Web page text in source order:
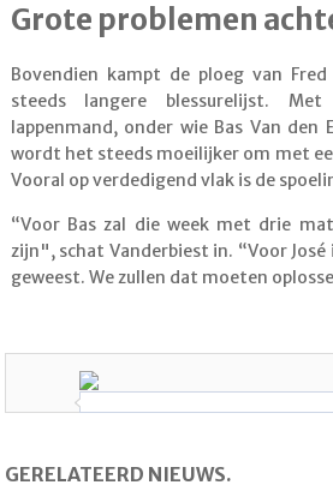
Grote problemen
Bovendien kampt de ploeg van
steeds langere blessurelijst.
lappenmand, onder wie Bas Van den
wordt het steeds moeilijker om met
Vooral op verdedigend vlak is de
“Voor Bas zal die week met drie
zijn", schat Vanderbiest in. “Voor José
geweest. We zullen dat moeten
GERELATEERD NIEUWS.